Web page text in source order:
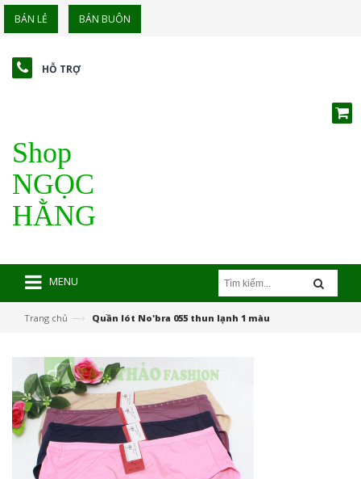
BÁN LẺ BÁN BUÔN
HỖ TRỢ
Shop
NGỌC
HẰNG
MENU
Trang chủ —› Quần lót No'bra 055 thun lạnh 1 màu